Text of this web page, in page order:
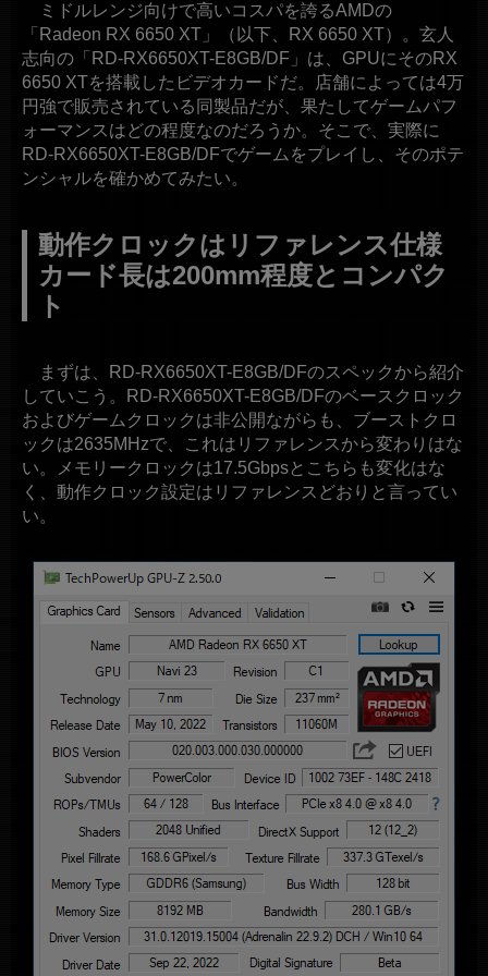
ミドルレンジ向けで高いコスパを誇るAMDの
「Radeon RX 6650 XT」（以下、RX 6650 XT）。玄人
志向の「RD-RX6650XT-E8GB/DF」は、GPUにそのRX
6650 XTを搭載したビデオカードだ。店舗によっては4万
円強で販売されている同製品だが、果たしてゲームパフ
ォーマンスはどの程度なのだろうか。そこで、実際に
RD-RX6650XT-E8GB/DFでゲームをプレイし、そのポテ
ンシャルを確かめてみたい。
動作クロックはリファレンス仕様
カード長は200mm程度とコンパク
ト
まずは、RD-RX6650XT-E8GB/DFのスペックから紹介
していこう。RD-RX6650XT-E8GB/DFのベースクロック
およびゲームクロックは非公開ながらも、ブーストクロ
ックは2635MHzで、これはリファレンスから変わりはな
い。メモリークロックは17.5Gbpsとこちらも変化はな
く、動作クロック設定はリファレンスどおりと言ってい
い。